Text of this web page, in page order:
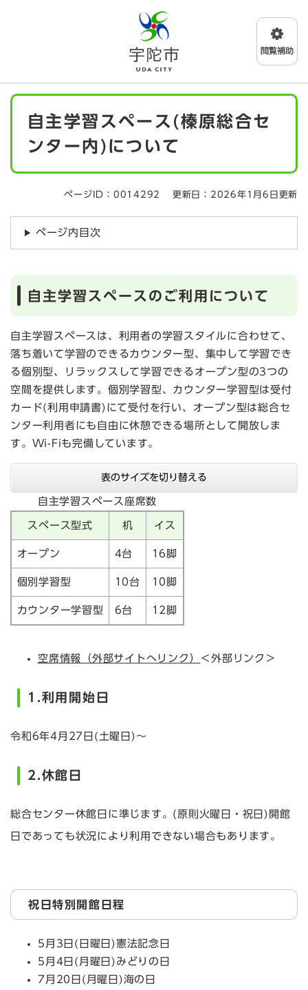
メニューを飛ばして本文へ
本
自主学習スペース(榛原総合セ
ンター内)について
ページID：0014292 更新日：2026年1月6日更新
ページ内目次
自主学習スペースのご利用について
自主学習スペースは、利用者の学習スタイルに合わせて、
落ち着いて学習のできるカウンター型、集中して学習でき
る個別型、リラックスして学習できるオープン型の3つの
空間を提供します。個別学習型、カウンター学習型は受付
カード(利用申請書)にて受付を行い、オープン型は総合セ
ンター利用者にも自由に休憩できる場所として開放しま
す。Wi-Fiも完備しています。
表のサイズを切り替える
自主学習スペース座席数
スペース型式 机 イス
オープン 4台 16脚
個別学習型 10台 10脚
カウンター学習型 6台 12脚
空席情報（外部サイトへリンク） ＜外部リンク＞
1.利用開始日
令和6年4月27日(土曜日)～
2.休館日
総合センター休館日に準じます。(原則火曜日・祝日)開館
日であっても状況により利用できない場合もあります。
祝日特別開館日程
5月3日(日曜日)憲法記念日
5月4日(月曜日)みどりの日
7月20日(月曜日)海の日